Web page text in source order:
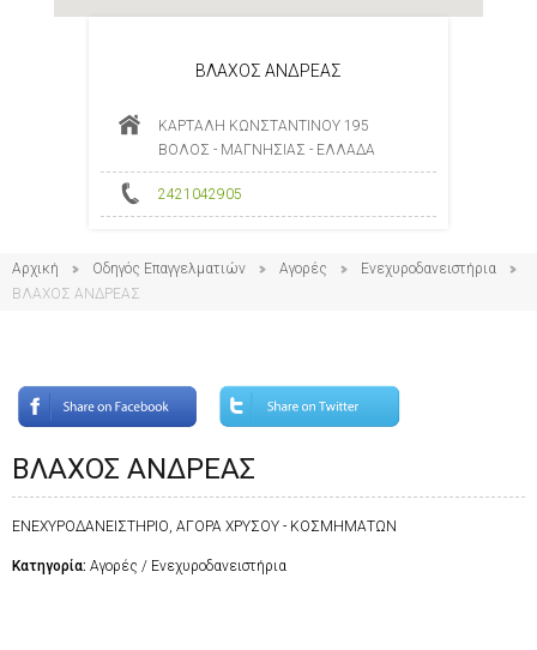
ΒΛΑΧΟΣ ΑΝΔΡΕΑΣ
ΚΑΡΤΑΛΗ ΚΩΝΣΤΑΝΤΙΝΟΥ 195
ΒΟΛΟΣ - ΜΑΓΝΗΣΙΑΣ - ΕΛΛΑΔΑ
2421042905
Αρχική Οδηγός Επαγγελματιών Αγορές
Ενεχυροδανειστήρια
ΒΛΑΧΟΣ ΑΝΔΡΕΑΣ
ΒΛΑΧΟΣ ΑΝΔΡΕΑΣ
ΕΝΕΧΥΡΟΔΑΝΕΙΣΤΗΡΙΟ, ΑΓΟΡΑ ΧΡΥΣΟΥ - ΚΟΣΜΗΜΑΤΩΝ
Κατηγορία: Αγορές / Ενεχυροδανειστήρια